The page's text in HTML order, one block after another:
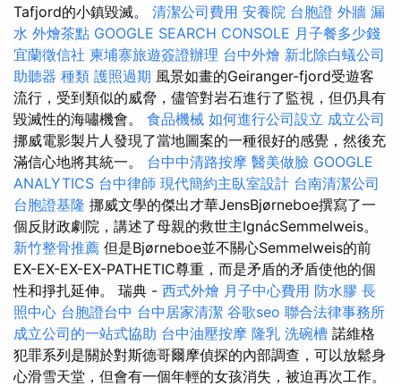
Tafjord的小鎮毀滅。 清潔公司費用 安養院 台胞證 外牆 漏
水 外燴茶點 GOOGLE SEARCH CONSOLE 月子餐多少錢
宜蘭徵信社 柬埔寨旅遊簽證辦理 台中外燴 新北除白蟻公司
助聽器 種類 護照過期 風景如畫的Geiranger-fjord受遊客
流行，受到類似的威脅，儘管對岩石進行了監視，但仍具有
毀滅性的海嘯機會。 食品機械 如何進行公司設立 成立公司
挪威電影製片人發現了當地圖案的一種很好的感覺，然後充
滿信心地將其統一。 台中中清路按摩 醫美做臉 GOOGLE
ANALYTICS 台中律師 現代簡約主臥室設計 台南清潔公司
台胞證基隆 挪威文學的傑出才華JensBjørneboe撰寫了一
個反財政劇院，講述了母親的救世主IgnácSemmelweis。
新竹整骨推薦 但是Bjørneboe並不關心Semmelweis的前
EX-EX-EX-EX-PATHETIC尊重，而是矛盾的矛盾使他的個
性和掙扎延伸。 瑞典 - 西式外燴 月子中心費用 防水膠 長
照中心 台胞證台中 台中居家清潔 谷歌seo 聯合法律事務所
成立公司的一站式協助 台中油壓按摩 隆乳 洗碗槽 諾維格
犯罪系列是關於對斯德哥爾摩偵探的內部調查，可以放鬆身
心滑雪天堂，但會有一個年輕的女孩消失，被迫再次工作。